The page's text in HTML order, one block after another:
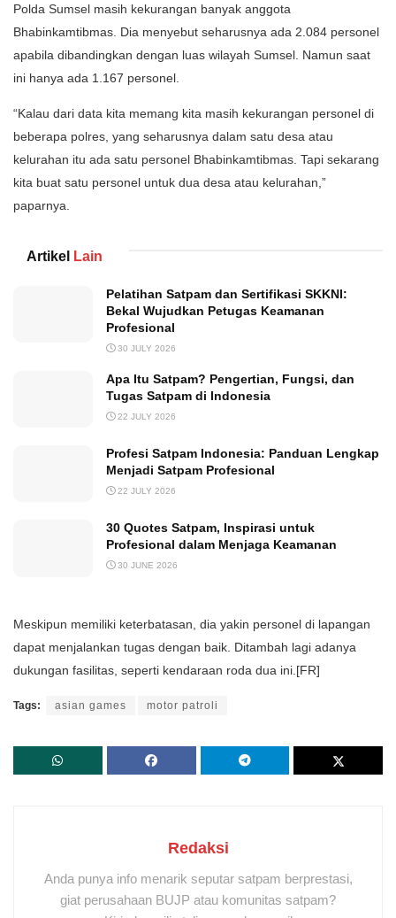
Polda Sumsel masih kekurangan banyak anggota
Bhabinkamtibmas. Dia menyebut seharusnya ada 2.084 personel
apabila dibandingkan dengan luas wilayah Sumsel. Namun saat
ini hanya ada 1.167 personel.
“Kalau dari data kita memang kita masih kekurangan personel di
beberapa polres, yang seharusnya dalam satu desa atau
kelurahan itu ada satu personel Bhabinkamtibmas. Tapi sekarang
kita buat satu personel untuk dua desa atau kelurahan,”
paparnya.
Artikel Lain
Pelatihan Satpam dan Sertifikasi SKKNI:
Bekal Wujudkan Petugas Keamanan
Profesional
30 JULY 2026
Apa Itu Satpam? Pengertian, Fungsi, dan
Tugas Satpam di Indonesia
22 JULY 2026
Profesi Satpam Indonesia: Panduan Lengkap
Menjadi Satpam Profesional
22 JULY 2026
30 Quotes Satpam, Inspirasi untuk
Profesional dalam Menjaga Keamanan
30 JUNE 2026
Meskipun memiliki keterbatasan, dia yakin personel di lapangan
dapat menjalankan tugas dengan baik. Ditambah lagi adanya
dukungan fasilitas, seperti kendaraan roda dua ini.[FR]
Tags: asian games motor patroli
Redaksi
Anda punya info menarik seputar satpam berprestasi,
giat perusahaan BUJP atau komunitas satpam?